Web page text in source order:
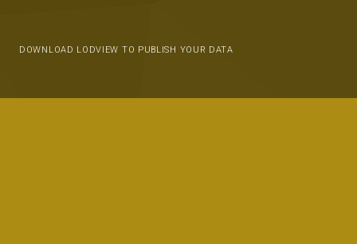
DOWNLOAD LODVIEW TO PUBLISH YOUR DATA